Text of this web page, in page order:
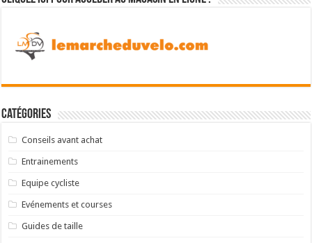
Catégories
Conseils avant achat
Entrainements
Equipe cycliste
Evénements et courses
Guides de taille